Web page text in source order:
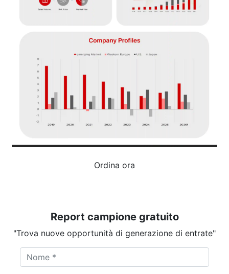
Ordina ora
Report campione gratuito
"Trova nuove opportunità di generazione di entrate"